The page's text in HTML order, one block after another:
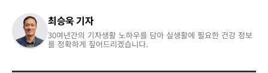
최승욱 기자
30여년간의 기자생활 노하우를 담아 실생활에 필요한 건강 정보
를 정확하게 짚어드리겠습니다.